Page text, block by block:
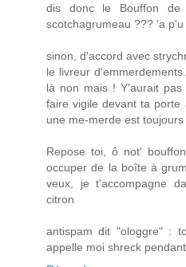
dis donc le Bouffon
scotchagrumeau ??? 'a
sinon, d'accord avec
le livreur
là non mais ! Y'aurait
faire vigile devant ta porte
une me-merde est
Repose toi, ô not'
occuper de la boîte à
veux, je t'accompagne
citron
antispam dit "ologgre" :
appelle moi shreck pendant